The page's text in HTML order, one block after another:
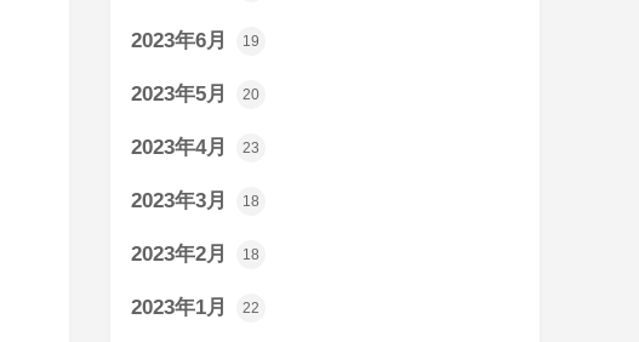
2023年6月 19
2023年5月 20
2023年4月 23
2023年3月 18
2023年2月 18
2023年1月 22